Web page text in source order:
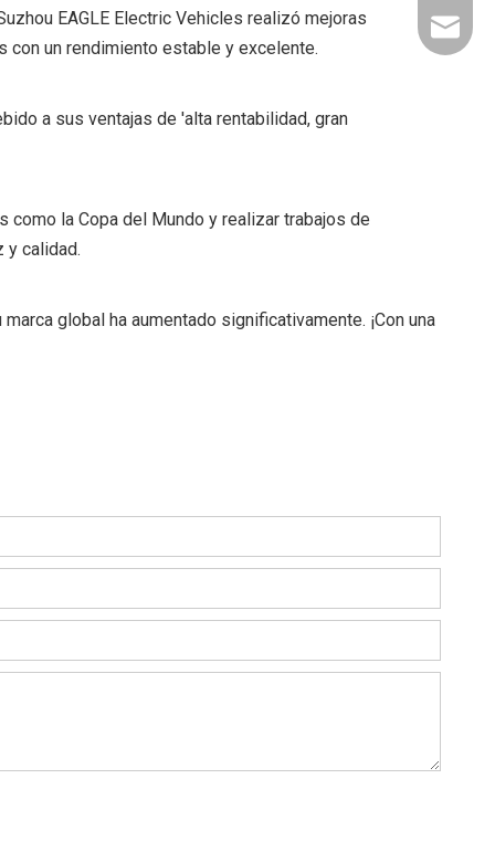
EAGLE Electric Vehicles realizó mejoras
un rendimiento estable y excelente.
a sus ventajas de 'alta rentabilidad, gran
como la Copa del Mundo y realizar trabajos de
y calidad.
global ha aumentado significativamente. ¡Con una